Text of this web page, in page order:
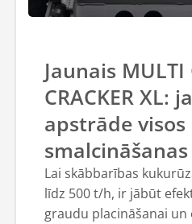
Jaunais MULTI
CRACKER XL:
apstrāde visos
Lai skābbarības
līdz 500 t/h, ir jābūt
graudu placināšanai